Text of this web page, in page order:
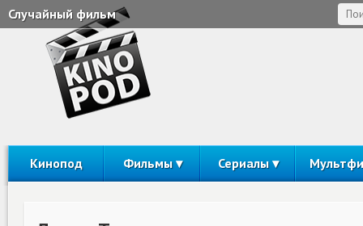
Случайный фильм
Кинопод Фильмы Сериалы